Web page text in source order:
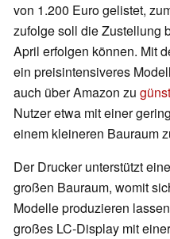
von 1.200 Euro gelistet,
zufolge soll die Zustellung
April erfolgen können. Mit
ein preisintensiveres
auch über Amazon zu
Nutzer etwa mit einer
einem kleineren Bauraum
Der Drucker unterstützt
großen Bauraum, womit
Modelle produzieren
großes LC-Display mit